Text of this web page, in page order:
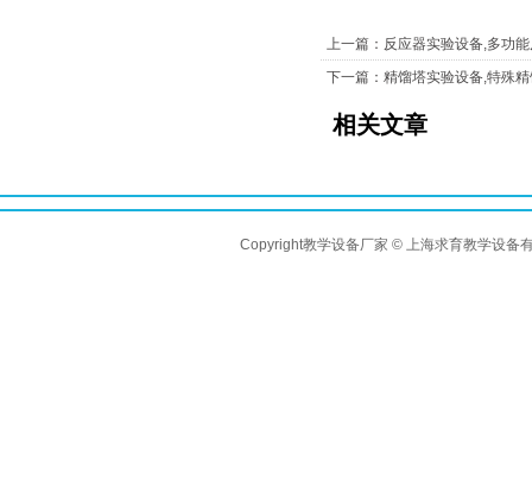
上一篇：反应器实验设备,多功
下一篇：精馏塔实验设备,特殊
相关文章
Copyright教学设备厂家 © 上海求育教学设备